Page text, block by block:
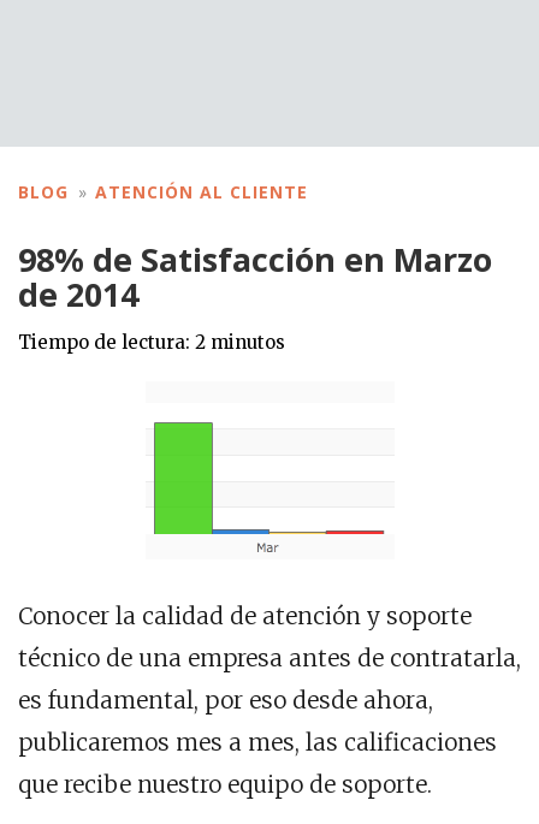
BLOG ATENCIÓN AL CLIENTE
98% de Satisfacción en Marzo
de 2014
Tiempo de lectura: 2 minutos
Conocer la calidad de atención y soporte
técnico de una empresa antes de contratarla,
es fundamental, por eso desde ahora,
publicaremos mes a mes, las calificaciones
que recibe nuestro equipo de soporte.